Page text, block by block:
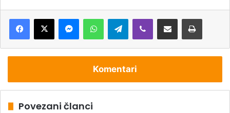
Telegram
Komentari
Povezani članci